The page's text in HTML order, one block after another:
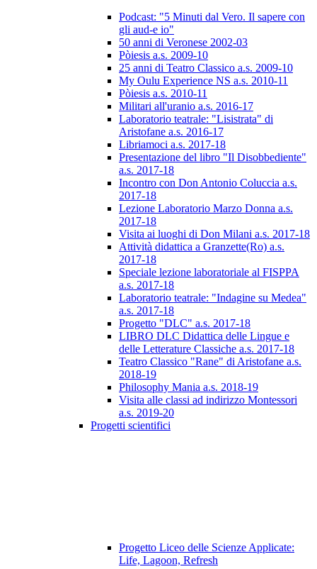
Podcast: "5 Minuti dal Vero. Il sapere con
gli aud-e io"
50 anni di Veronese 2002-03
Pòiesis a.s. 2009-10
25 anni di Teatro Classico a.s. 2009-10
My Oulu Experience NS a.s. 2010-11
Pòiesis a.s. 2010-11
Militari all'uranio a.s. 2016-17
Laboratorio teatrale: "Lisistrata" di
Aristofane a.s. 2016-17
Libriamoci a.s. 2017-18
Presentazione del libro "Il Disobbediente"
a.s. 2017-18
Incontro con Don Antonio Coluccia a.s.
2017-18
Lezione Laboratorio Marzo Donna a.s.
2017-18
Visita ai luoghi di Don Milani a.s. 2017-18
Attività didattica a Granzette(Ro) a.s.
2017-18
Speciale lezione laboratoriale al FISPPA
a.s. 2017-18
Laboratorio teatrale: "Indagine su Medea"
a.s. 2017-18
Progetto "DLC" a.s. 2017-18
LIBRO DLC Didattica delle Lingue e
delle Letterature Classiche a.s. 2017-18
Teatro Classico "Rane" di Aristofane a.s.
2018-19
Philosophy Mania a.s. 2018-19
Visita alle classi ad indirizzo Montessori
a.s. 2019-20
Progetti scientifici
Progetto Liceo delle Scienze Applicate:
Life, Lagoon, Refresh